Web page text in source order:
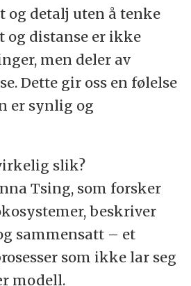
og detalj uten å tenke
og distanse er ikke
men deler av
Dette gir oss en følelse
er synlig og
slik?
Tsing, som forsker
beskriver
sammensatt – et
som ikke lar seg
modell.